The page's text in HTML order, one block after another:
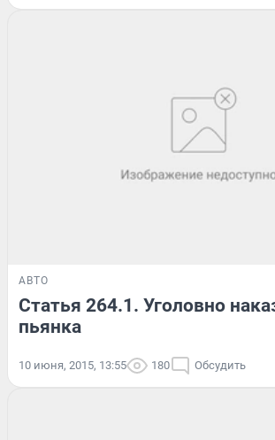
АВТО
Статья 264.1. Уголовно
пьянка
10 июня, 2015, 13:55 180 Обсудить